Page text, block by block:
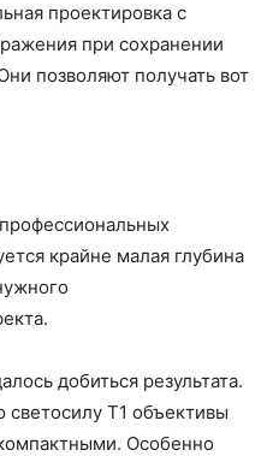
проектировка с
при сохранении
позволяют получать вот
крайне малая глубина
добиться результата.
T1 объективы
Особенно